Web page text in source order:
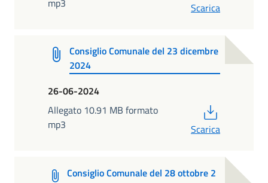
Scarica
Consiglio Comunale del 23 dicembre
2024
26-06-2024
Allegato 10.91 MB formato
mp3
Scarica
Consiglio Comunale del 28 ottobre 2